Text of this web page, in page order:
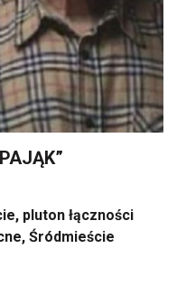
pluton łączności
Śródmieście